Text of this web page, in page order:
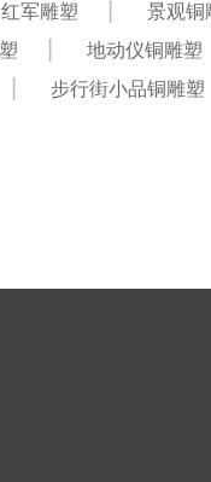
军雕塑 景观铜
地动仪铜雕塑
步行街小品铜雕塑